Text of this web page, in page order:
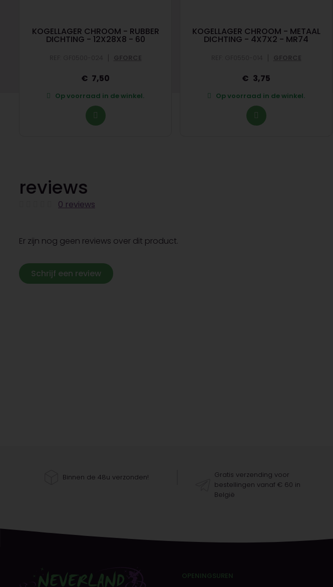
KOGELLAGER CHROOM - RUBBER
DICHTING - 12X28X8 - 60
REF: GF0500-024 | GFORCE
7,50
Op voorraad in de winkel.
KOGELLAGER CHROOM - METAAL
DICHTING - 4X7X2 - MR74
REF: GF0550-014 | GFORCE
3,75
Op voorraad in de winkel.
reviews
0 reviews
Er zijn nog geen reviews over dit product.
Schrijf een review
Binnen de 48u verzonden!
Gratis verzending voor
bestellingen vanaf € 60 in
België
OPENINGSUREN